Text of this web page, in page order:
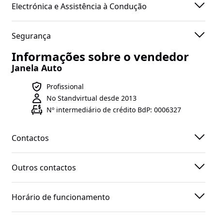
Electrónica e Assistência à Condução
Segurança
Informações sobre o vendedor
Janela Auto
Profissional
No Standvirtual desde 2013
Nº intermediário de crédito BdP: 0006327
Contactos
Outros contactos
Horário de funcionamento